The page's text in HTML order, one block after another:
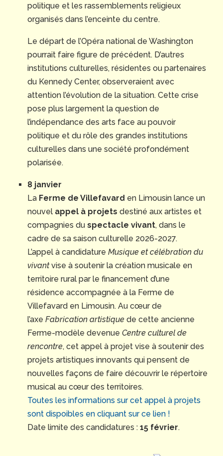
politique et les rassemblements religieux
organisés dans l’enceinte du centre.
Le départ de l’Opéra national de Washington
pourrait faire figure de précédent. D’autres
institutions culturelles, résidentes ou partenaires
du Kennedy Center, observeraient avec
attention l’évolution de la situation. Cette crise
pose plus largement la question de
l’indépendance des arts face au pouvoir
politique et du rôle des grandes institutions
culturelles dans une société profondément
polarisée.
8 janvier
La Ferme de Villefavard en Limousin lance un
nouvel appel à projets destiné aux artistes et
compagnies du spectacle vivant, dans le
cadre de sa saison culturelle 2026-2027.
L’appel à candidature Musique et célébration du
vivantvise à soutenir la création musicale en
territoire rural par le financement d’une
résidence accompagnée à la Ferme de
Villefavard en Limousin. Au cœur de
l’axe Fabrication artistique de cette ancienne
Ferme-modèle devenue Centre culturel de
rencontre, cet appel à projet vise à soutenir des
projets artistiques innovants qui pensent de
nouvelles façons de faire découvrir le répertoire
musical au cœur des territoires.
Toutes les informations sur cet appel à projets
sont dispoibles en cliquant sur ce lien !
Date limite des candidatures : 15 février.